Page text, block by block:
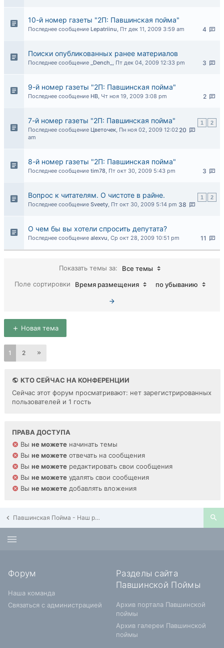
10-й номер газеты "2П: Павшинская пойма"
4
Последнее сообщение Lepatriinu, Пт дек 11, 2009 3:59 am
Поиски опубликованных ранее материалов
3
Последнее сообщение _Dench_ , Пт дек 04, 2009 12:33 pm
9-й номер газеты "2П: Павшинская пойма"
2
Последнее сообщение НВ, Чт ноя 19, 2009 3:08 pm
7-й номер газеты "2П: Павшинская пойма" 1 2
20
Последнее сообщение Цветочек, Пн ноя 02, 2009 12:02
am
8-й номер газеты "2П: Павшинская пойма"
3
Последнее сообщение tim78, Пт окт 30, 2009 5:43 pm
Вопрос к читателям. О чистоте в райне. 1 2
38
Последнее сообщение Sveety, Пт окт 30, 2009 5:14 pm
О чем бы вы хотели спросить депутата?
11
Последнее сообщение alexvu, Ср окт 28, 2009 10:51 pm
Показать темы за:
Все темы
Поле сортировки
Время размещения по убыванию
Новая тема
1 2
КТО СЕЙЧАС НА КОНФЕРЕНЦИИ
Сейчас этот форум просматривают: нет зарегистрированных
пользователей и 1 гость
ПРАВА ДОСТУПА
Вы не можете начинать темы
Вы не можете отвечать на сообщения
Вы не можете редактировать свои сообщения
Вы не можете удалять свои сообщения
Вы не можете добавлять вложения
Павшинская Пойма - Наш район
Форум
Наша команда
Связаться с администрацией
Разделы сайта
Павшинской Поймы
Архив портала Павшинской
поймы
Архив галереи Павшинской
поймы